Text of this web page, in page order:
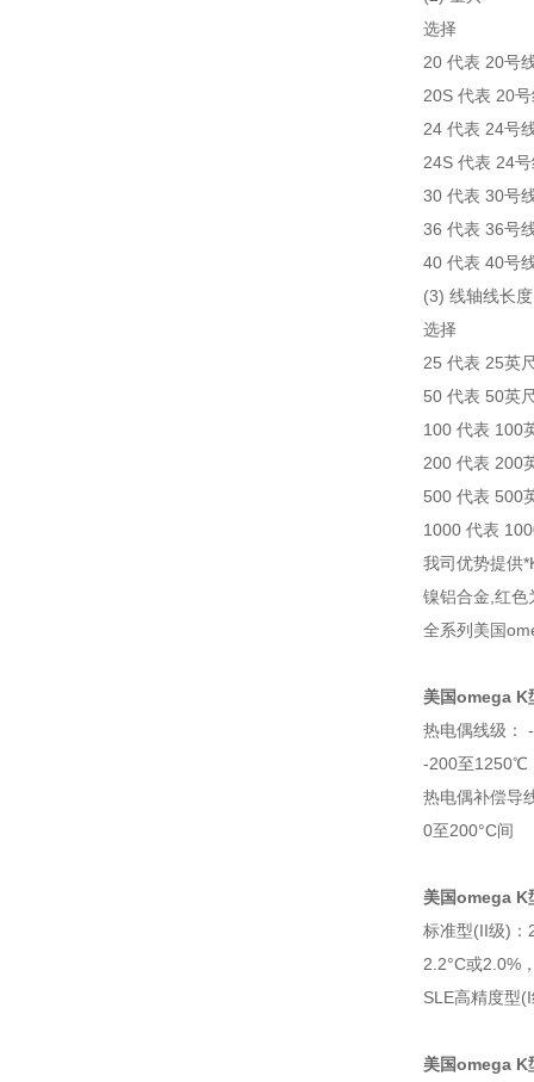
选择
20 代表 20号
20S 代表 20
24 代表 24号
24S 代表 24
30 代表 30号
36 代表 36号
40 代表 40号
(3) 线轴线长度
选择
25 代表 25英
50 代表 50英
100 代表 100
200 代表 200
500 代表 500
1000 代表
我司优势提供
镍铝合金,红色
全系列美国
美国omega K
热电偶线级：
-200至1250℃
热电偶补偿导
0至200°C间
美国omega K
标准型(II级)：
2.2°C或2.0%
SLE高精度型
美国omega K